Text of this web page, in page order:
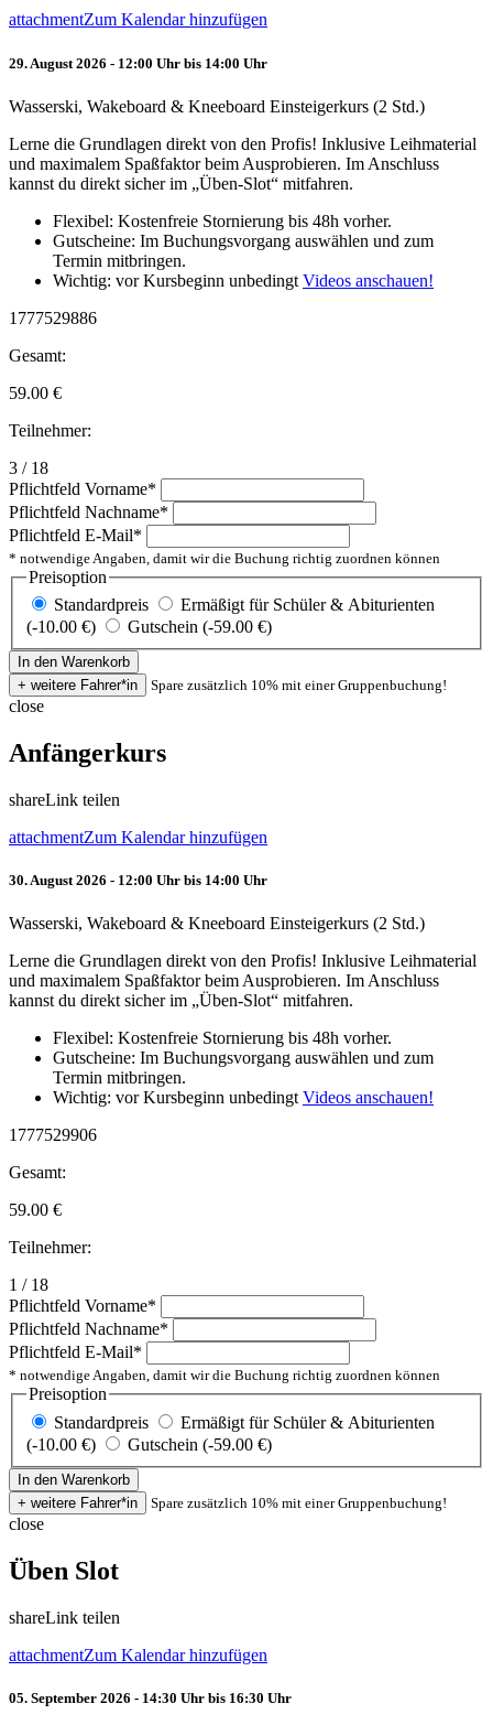
attachmentZum Kalendar hinzufügen
29. August 2026 - 12:00 Uhr bis 14:00 Uhr
Wasserski, Wakeboard & Kneeboard Einsteigerkurs (2 Std.)
Lerne die Grundlagen direkt von den Profis! Inklusive Leihmaterial
und maximalem Spaßfaktor beim Ausprobieren. Im Anschluss
kannst du direkt sicher im „Üben-Slot“ mitfahren.
Flexibel: Kostenfreie Stornierung bis 48h vorher.
Gutscheine: Im Buchungsvorgang auswählen und zum
Termin mitbringen.
Wichtig: vor Kursbeginn unbedingt Videos anschauen!
1777529886
Gesamt:
59.00 €
Teilnehmer:
3 / 18
Pflichtfeld Vorname*
Pflichtfeld Nachname*
Pflichtfeld E-Mail*
* notwendige Angaben, damit wir die Buchung richtig zuordnen können
Preisoption
Standardpreis
Ermäßigt für Schüler & Abiturienten
(-10.00 €)
Gutschein (-59.00 €)
Spare zusätzlich 10% mit einer Gruppenbuchung!
close
Anfängerkurs
shareLink teilen
attachmentZum Kalendar hinzufügen
30. August 2026 - 12:00 Uhr bis 14:00 Uhr
Wasserski, Wakeboard & Kneeboard Einsteigerkurs (2 Std.)
Lerne die Grundlagen direkt von den Profis! Inklusive Leihmaterial
und maximalem Spaßfaktor beim Ausprobieren. Im Anschluss
kannst du direkt sicher im „Üben-Slot“ mitfahren.
Flexibel: Kostenfreie Stornierung bis 48h vorher.
Gutscheine: Im Buchungsvorgang auswählen und zum
Termin mitbringen.
Wichtig: vor Kursbeginn unbedingtVideos anschauen!
1777529906
Gesamt:
59.00 €
Teilnehmer:
1 / 18
Pflichtfeld Vorname*
Pflichtfeld Nachname*
Pflichtfeld E-Mail*
* notwendige Angaben, damit wir die Buchung richtig zuordnen können
Preisoption
Standardpreis
Ermäßigt für Schüler & Abiturienten
(-10.00 €)
Gutschein (-59.00 €)
Spare zusätzlich 10% mit einer Gruppenbuchung!
close
Üben Slot
shareLink teilen
attachmentZum Kalendar hinzufügen
05. September 2026 - 14:30 Uhr bis 16:30 Uhr